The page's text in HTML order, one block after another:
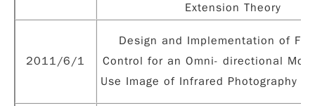
Extension Theory
2011/6/1
Design and Implementation of
Control for an Omni- directional
Use Image of Infrared Photography